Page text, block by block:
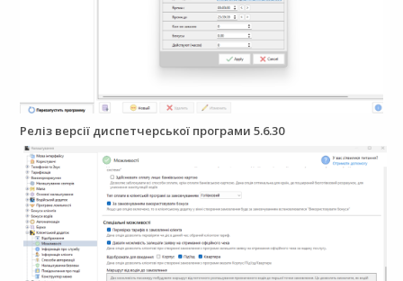
Реліз версії диспетчерської програми 5.6.30